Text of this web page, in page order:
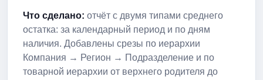
Что сделано: отчёт с двумя типами среднего
остатка: за календарный период и по дням
наличия. Добавлены срезы по иерархии
Компания → Регион → Подразделение и по
товарной иерархии от верхнего родителя до